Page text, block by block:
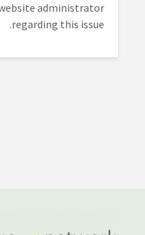
administrator
regarding this issue.